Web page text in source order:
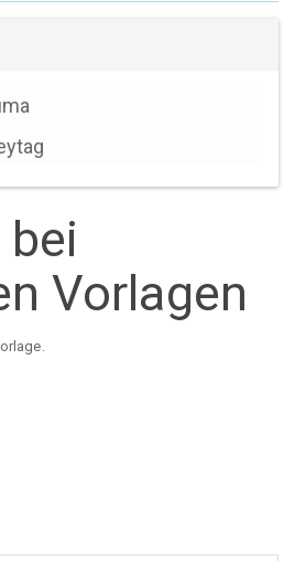
Vorlagen